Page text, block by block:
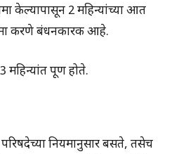
केल्यापासून 2 महिन्यांच्या आत
करणे बंधनकारक आहे.
महिन्यांत पूर्ण होते.
परिषदेच्या नियमानुसार बसते, तसेच